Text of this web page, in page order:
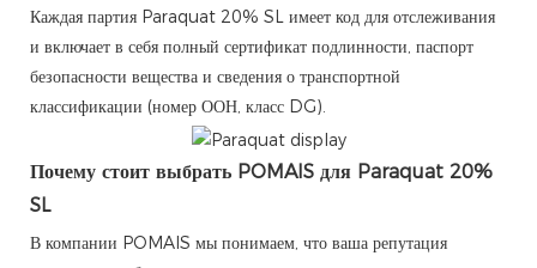
Каждая партия Paraquat 20% SL имеет код для отслеживания
и включает в себя полный сертификат подлинности, паспорт
безопасности вещества и сведения о транспортной
классификации (номер ООН, класс DG).
Почему стоит выбрать POMAIS для Paraquat 20%
SL
В компании POMAIS мы понимаем, что ваша репутация